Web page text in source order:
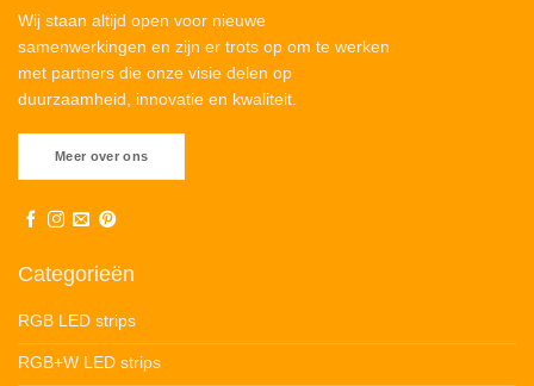
Wij staan altijd open voor nieuwe
samenwerkingen en zijn er trots op om te werken
met partners die onze visie delen op
duurzaamheid, innovatie en kwaliteit.
Meer over ons
Categorieën
RGB LED strips
RGB+W LED strips